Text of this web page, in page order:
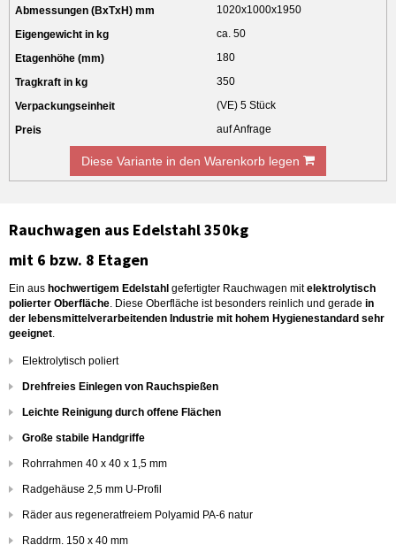
1020x1000x1950
ca. 50
180
350
(VE) 5 Stück
auf Anfrage
Diese Variante in den Warenkorb legen
Rauchwagen aus Edelstahl 350kg
mit 6 bzw. 8 Etagen
Ein aus hochwertigem Edelstahl gefertigter Rauchwagen mitelektrolytisch
polierter Oberfläche. Diese Oberfläche ist besonders reinlich und gerade in
der lebensmittelverarbeitenden Industrie mit hohem Hygienestandard sehr
geeignet.
Elektrolytisch poliert
Drehfreies Einlegen von Rauchspießen
Leichte Reinigung durch offene Flächen
Große stabile Handgriffe
Rohrrahmen 40 x 40 x 1,5 mm
Radgehäuse 2,5 mm U-Profil
Räder aus regeneratfreiem Polyamid PA-6 natur
Raddrm. 150 x 40 mm